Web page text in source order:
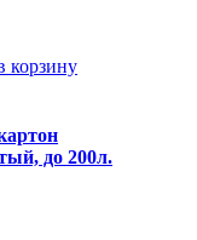
корзину
до 200л.